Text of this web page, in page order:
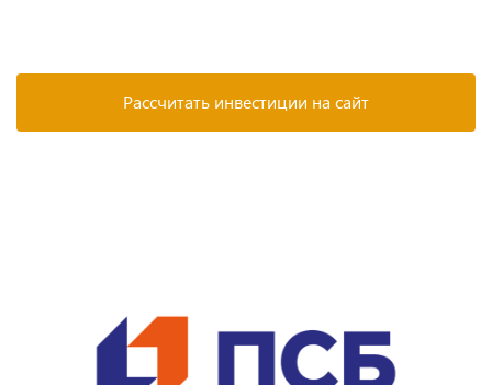
Рассчитать инвестиции на сайт